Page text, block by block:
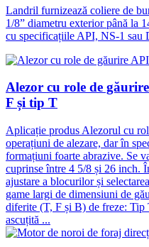
Landril furnizează coliere de
1/8” diametru exterior până la
cu specificațiile API, NS-1 sau
Alezor cu role de
F și tip T
Aplicație produs Alezorul cu
operațiuni de alezare, dar în
formațiuni foarte abrazive. Se
cuprinse între 4 5/8 și 26 inch.
ajustare a blocurilor și
game largi de dimensiuni de
diferite (T, F și B) de freze: Tip
ascuțită ...